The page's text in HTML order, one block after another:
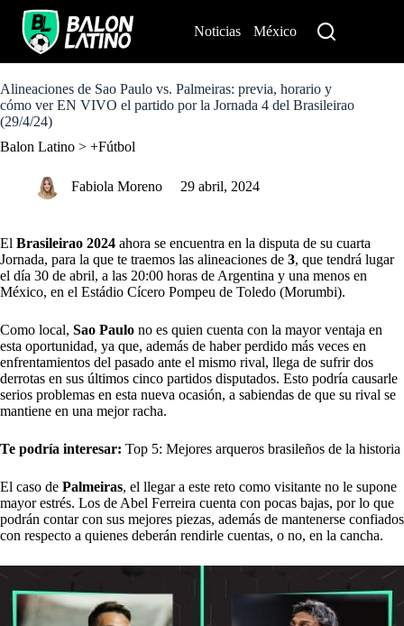
o
c
o
t
Noticias México
Alineaciones de Sao Paulo vs. Palmeiras: previa, horario y
cómo ver EN VIVO el partido por la Jornada 4 del Brasileirao
(29/4/24)
Balon Latino > +Fútbol
Fabiola Moreno 29 abril, 2024
El Brasileirao 2024 ahora se encuentra en la disputa de su cuarta
Jornada, para la que te traemos las alineaciones de 3, que tendrá lugar
el día 30 de abril, a las 20:00 horas de Argentina y una menos en
México, en el Estádio Cícero Pompeu de Toledo (Morumbi).
Como local, Sao Paulo no es quien cuenta con la mayor ventaja en
esta oportunidad, ya que, además de haber perdido más veces en
enfrentamientos del pasado ante el mismo rival, llega de sufrir dos
derrotas en sus últimos cinco partidos disputados. Esto podría causarle
serios problemas en esta nueva ocasión, a sabiendas de que su rival se
mantiene en una mejor racha.
Te podría interesar: Top 5: Mejores arqueros brasileños de la historia
El caso de Palmeiras, el llegar a este reto como visitante no le supone
mayor estrés. Los de Abel Ferreira cuenta con pocas bajas, por lo que
podrán contar con sus mejores piezas, además de mantenerse confiados
con respecto a quienes deberán rendirle cuentas, o no, en la cancha.